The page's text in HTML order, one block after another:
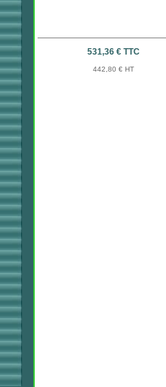
531,36 € TTC
442,80 € HT